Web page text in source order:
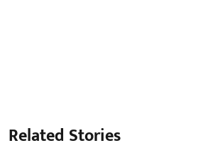
Related Stories